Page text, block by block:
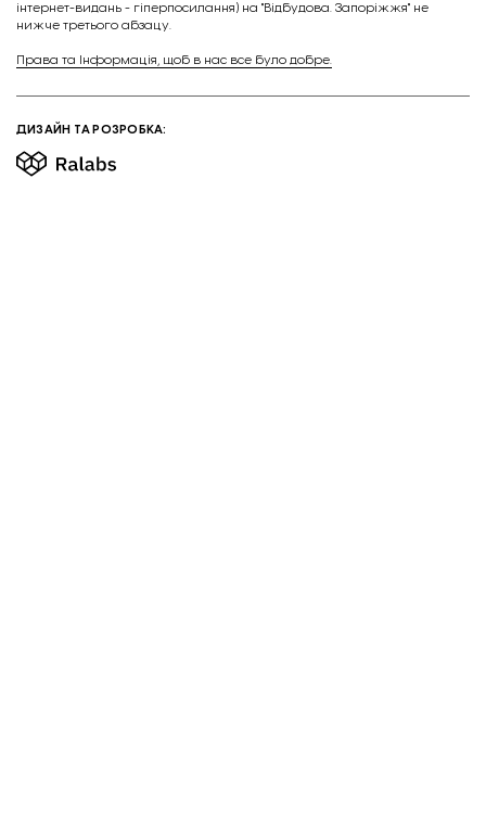
інтернет-видань - гіперпосилання) на "Відбудова. Запоріжжя" не
нижче третього абзацу.
Права та Інформація, щоб в нас все було добре.
ДИЗАЙН ТА РОЗРОБКА: